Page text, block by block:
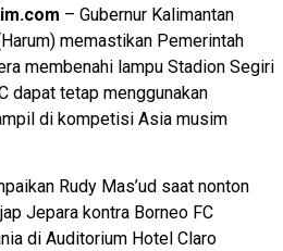
– Gubernur Kalimantan
memastikan Pemerintah
membenahi lampu Stadion Segiri
dapat tetap menggunakan
di kompetisi Asia musim
Rudy Mas’ud saat nonton
Jepara kontra Borneo FC
di Auditorium Hotel Claro